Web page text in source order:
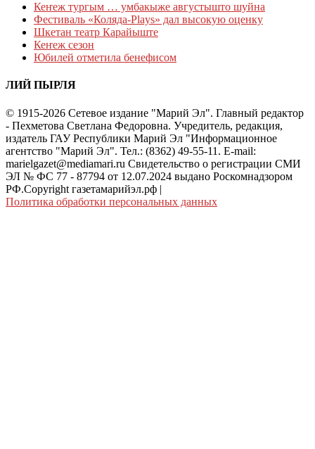
Кеҥеж тургым … умбакыже августышто шуйна
Фестиваль «Коляда-Plays» дал высокую оценку
Шкетан театр Карайыште
Кеҥеж сезон
Юбилей отметила бенефисом
ЛИЙ ПЫРЛЯ
© 1915-2026 Сетевое издание "Марий Эл". Главный редактор
- Пехметова Светлана Федоровна. Учредитель, редакция,
издатель ГАУ Республики Марий Эл "Информационное
агентство "Марий Эл". Тел.: (8362) 49-55-11. E-mail:
marielgazet@mediamari.ru Свидетельство о регистрации СМИ
ЭЛ № ФС 77 - 87794 от 12.07.2024 выдано Роскомнадзором
РФ.Copyright газетамарийэл.рф |
Политика обработки персональных данных